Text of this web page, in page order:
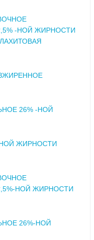
-НОЙ ЖИРНОСТИ
26% -НОЙ
НОЙ ЖИРНОСТИ
НОЙ ЖИРНОСТИ
26%-НОЙ